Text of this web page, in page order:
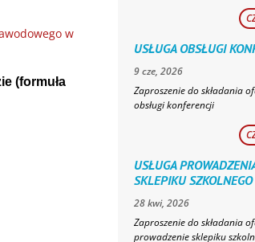
w
(formuła
USŁUGA OBSŁUGI
9 cze, 2026
Zaproszenie do składania
obsługi konferencji
USŁUGA
SKLEPIKU SZKOLNEGO
28 kwi, 2026
Zaproszenie do składania
prowadzenie sklepiku